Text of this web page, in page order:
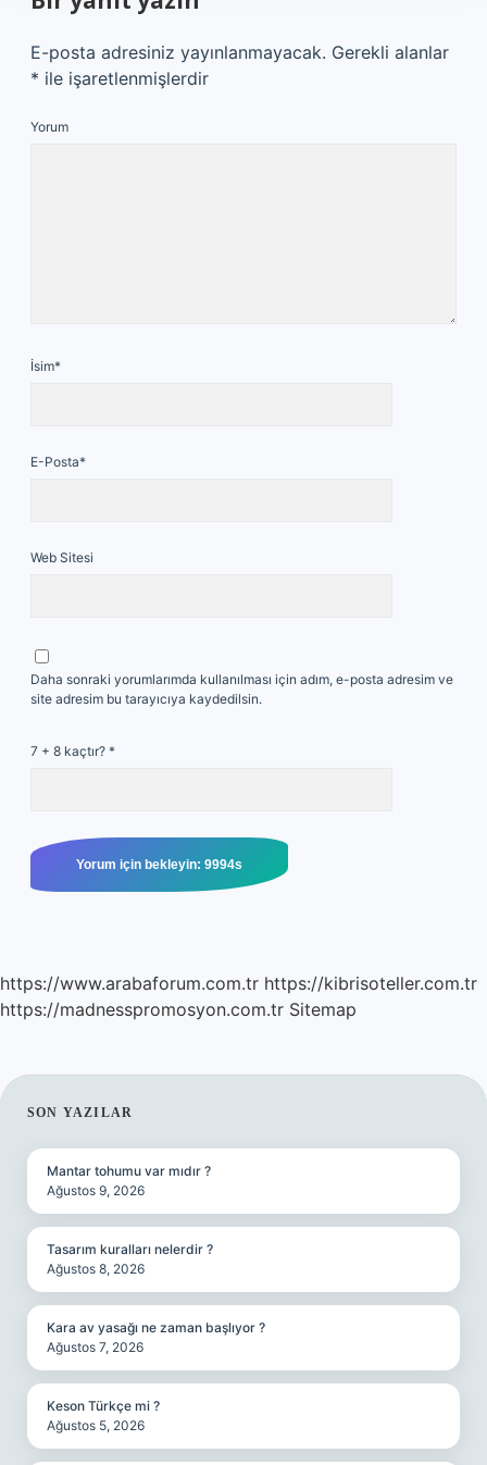
E-posta adresiniz yayınlanmayacak. Gerekli alanlar
* ile işaretlenmişlerdir
Yorum
İsim*
E-Posta*
Web Sitesi
Daha sonraki yorumlarımda kullanılması için adım, e-posta adresim ve
site adresim bu tarayıcıya kaydedilsin.
7 + 8 kaçtır? *
https://www.arabaforum.com.tr https://kibrisoteller.com.tr
https://madnesspromosyon.com.tr Sitemap
SIDEBAR
SON YAZILAR
Mantar tohumu var mıdır ?
Ağustos 9, 2026
Tasarım kuralları nelerdir ?
Ağustos 8, 2026
Kara av yasağı ne zaman başlıyor ?
Ağustos 7, 2026
Keson Türkçe mi ?
Ağustos 5, 2026